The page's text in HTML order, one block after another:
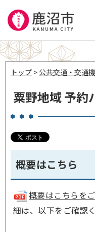
トップ > 公共交通・交通
粟野地域 予約
概要はこちら
概要はこちらを
細は、以下をご確認